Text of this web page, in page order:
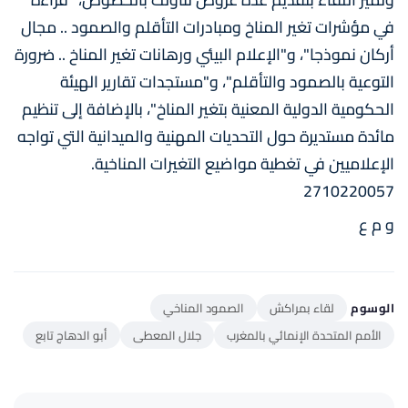
في مؤشرات تغير المناخ ومبادرات التأقلم والصمود .. مجال
أركان نموذجا"، و"الإعلام البيئي ورهانات تغير المناخ .. ضرورة
التوعية بالصمود والتأقلم"، و"مستجدات تقارير الهيئة
الحكومية الدولية المعنية بتغير المناخ"، بالإضافة إلى تنظيم
مائدة مستديرة حول التحديات المهنية والميدانية التي تواجه
الإعلاميين في تغطية مواضيع التغيرات المناخية.
2710220057
و م ع
الوسوم لقاء بمراكش
الصمود المناخي
الأمم المتحدة الإنمائي بالمغرب
جلال المعطى أبو الدهاج تابع